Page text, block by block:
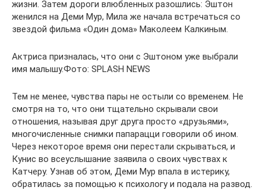
жизни. Затем дороги влюбленных разошлись: Эштон
женился на Деми Мур, Мила же начала встречаться со
звездой фильма «Один дома» Маколеем Калкиным.
Актриса призналась, что они с Эштоном уже выбрали
имя малышу.Фото: SPLASH NEWS
Тем не менее, чувства пары не остыли со временем. Не
смотря на то, что они тщательно скрывали свои
отношения, называя друг друга просто «друзьями»,
многочисленные снимки папарацци говорили об ином.
Через некоторое время они перестали скрываться, и
Кунис во всеуслышание заявила о своих чувствах к
Катчеру. Узнав об этом, Деми Мур впала в истерику,
обратилась за помощью к психологу и подала на развод.